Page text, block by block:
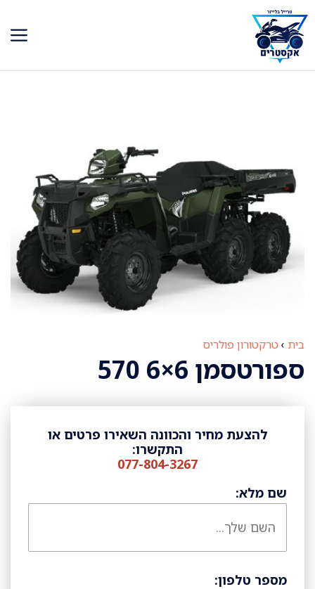
לדלג
לתוכן
בית › טרקטורון פולריס
ספורטסמן 6×6 570
להצעת מחיר והכוונה השאירו פרטים או
התקשרו:
077-804-3267
שם מלא:
מספר טלפון: